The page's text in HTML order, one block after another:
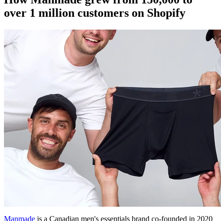
over 1 million customers on Shopify
Manmade is a Canadian men's essentials brand co-founded in 2020